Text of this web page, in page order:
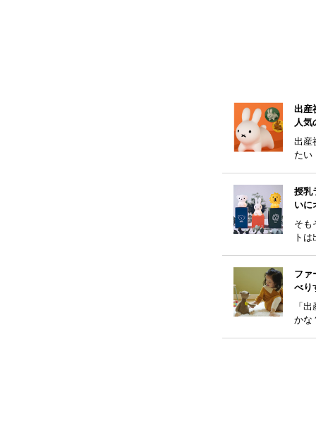
出産
人気
出産
たい
授乳
いに
そも
ト
に
ファ
べり
「
かな